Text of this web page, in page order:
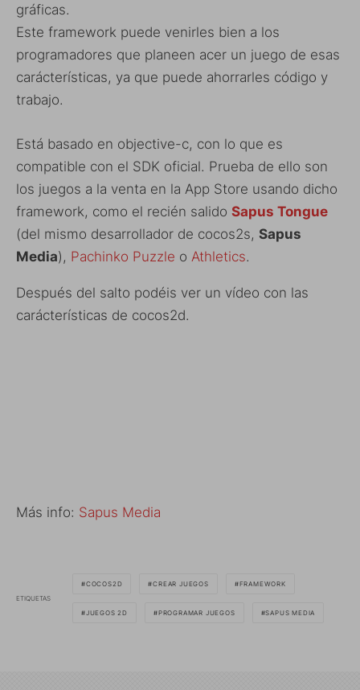
gráficas.
Este framework puede venirles bien a los
programadores que planeen acer un juego de esas
carácterísticas, ya que puede ahorrarles código y
trabajo.
Está basado en objective-c, con lo que es
compatible con el SDK oficial. Prueba de ello son
los juegos a la venta en la App Store usando dicho
framework, como el recién salido Sapus Tongue
(del mismo desarrollador de cocos2s, Sapus
Media), Pachinko Puzzle o Athletics.
Después del salto podéis ver un vídeo con las
carácterísticas de cocos2d.
Más info: Sapus Media
ETIQUETAS
COCOS2D CREAR JUEGOS FRAMEWORK
JUEGOS 2D PROGRAMAR JUEGOS SAPUS MEDIA